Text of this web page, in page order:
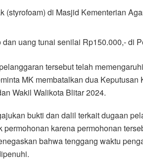
(styrofoam) di Masjid Kementerian
uang tunai senilai Rp150.000,- di
tersebut telah
MK membatalkan dua
Wakil Walikota Blitar 2024.
bukti dan dalil terkait dugaan
permohonan karena permohonan
bahwa tenggang waktu